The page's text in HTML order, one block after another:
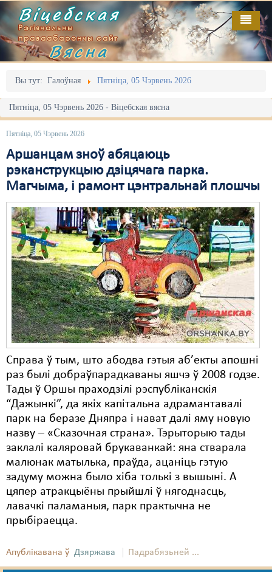
Віцебская
Рэгіянальны
праваабарончы сайт
Вясна
Вы тут: Галоўная Пятніца, 05 Чэрвень 2026
Пятніца, 05 Чэрвень 2026 - Віцебская вясна
Пятніца, 05 Чэрвень 2026
Аршанцам зноў абяцаюць
рэканструкцыю дзіцячага парка.
Магчыма, і рамонт цэнтральнай плошчы
Справа ў тым, што абодва гэтыя аб’екты апошні
раз былі добраўпарадкаваны яшчэ ў 2008 годзе.
Тады ў Оршы праходзілі рэспубліканскія
“Дажынкі”, да якіх капітальна адрамантавалі
парк на беразе Дняпра і нават далі яму новую
назву – «Сказочная страна». Тэрыторыю тады
заклалі каляровай брукаванкай: яна стварала
малюнак матылька, праўда, ацаніць гэтую
задуму можна было хіба толькі з вышыні. А
цяпер атракцыёны прыйшлі ў нягоднасць,
лавачкі паламаныя, парк практычна не
прыбіраецца.
Апублікавана ў Дзяржава Падрабязьней ...
Галоўная
Адміністрацыйны перасьлед
Акцыі
Выбары
Грамадзянскія ініцыятывы
Дзяржава
Дыскрымінацыя
Затрыманьні
Карная псыхіятрыя
КПЧ ААН
Культурныя правы
ЛПП
Мігранты
Мірныя сходы
Палітвязьні
Праваабаронцы
Правы дзіцяці
Пэнітэнцыярная сыстэма
Распальваньне варожасьці
Свабода слова
Выданьні
Відэа
Пра нас
RSS